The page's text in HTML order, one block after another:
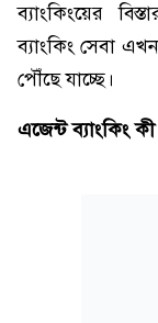
ব্যাংকিংয়ের
ব্যাংকিং সেবা
পৌঁছে যাচ্ছে।
এজেন্ট ব্যাংকিং কী